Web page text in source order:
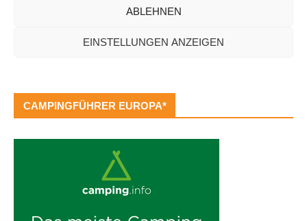
ABLEHNEN
EINSTELLUNGEN ANZEIGEN
Offenlegung: Die Anfrage bei der Camper Oase ist
Buchung kommt, erhalten wir eine kleine Provision.
CAMPINGFÜHRER EUROPA*